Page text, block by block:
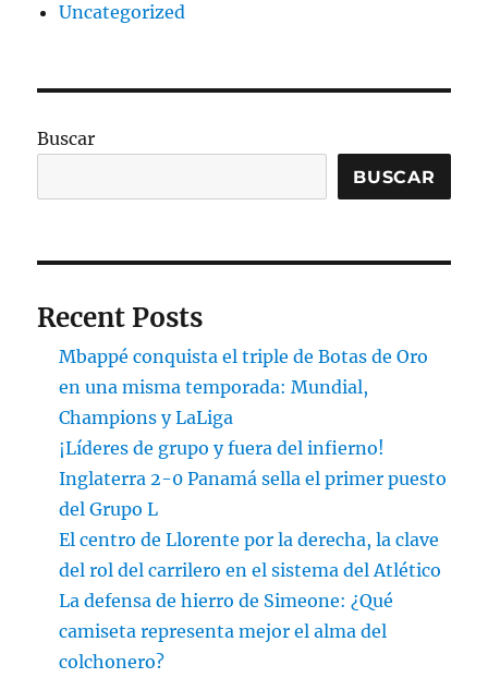
Uncategorized
Buscar
BUSCAR
Recent Posts
Mbappé conquista el triple de Botas de Oro
en una misma temporada: Mundial,
Champions y LaLiga
¡Líderes de grupo y fuera del infierno!
Inglaterra 2-0 Panamá sella el primer puesto
del Grupo L
El centro de Llorente por la derecha, la clave
del rol del carrilero en el sistema del Atlético
La defensa de hierro de Simeone: ¿Qué
camiseta representa mejor el alma del
colchonero?